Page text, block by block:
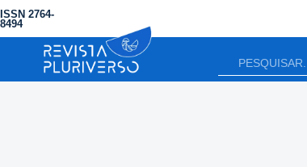
ISSN 2764-
8494